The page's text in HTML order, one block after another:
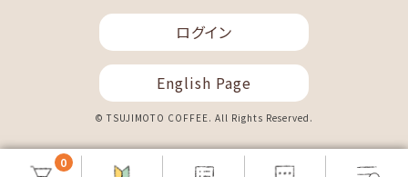
0
ログイン
English Page
© TSUJIMOTO COFFEE. All Rights Reserved.